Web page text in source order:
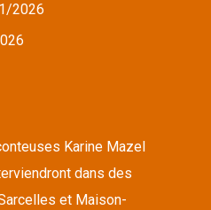
2026
Karine Mazel
dans des
et Maison-